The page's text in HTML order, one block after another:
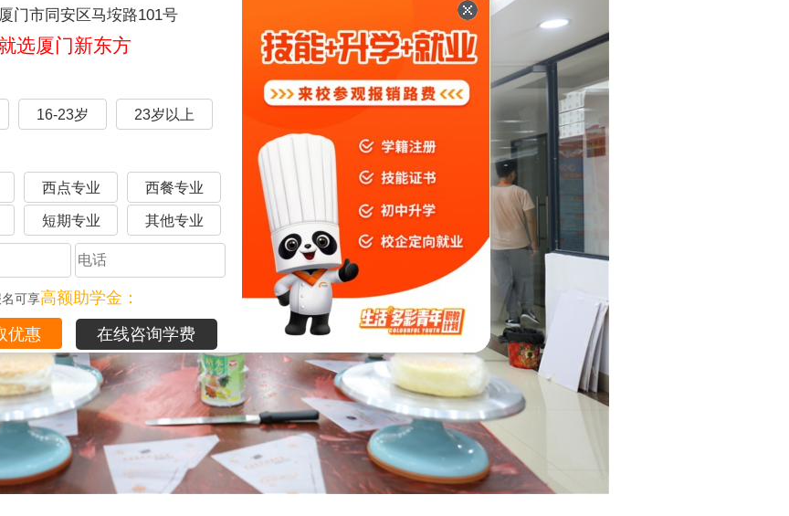
门市同安区马垵路101号
选厦门新东方
16-23岁 23岁以上
西点专业 西餐专业
短期专业 其他专业
可享高额助学金：
在线咨询学费